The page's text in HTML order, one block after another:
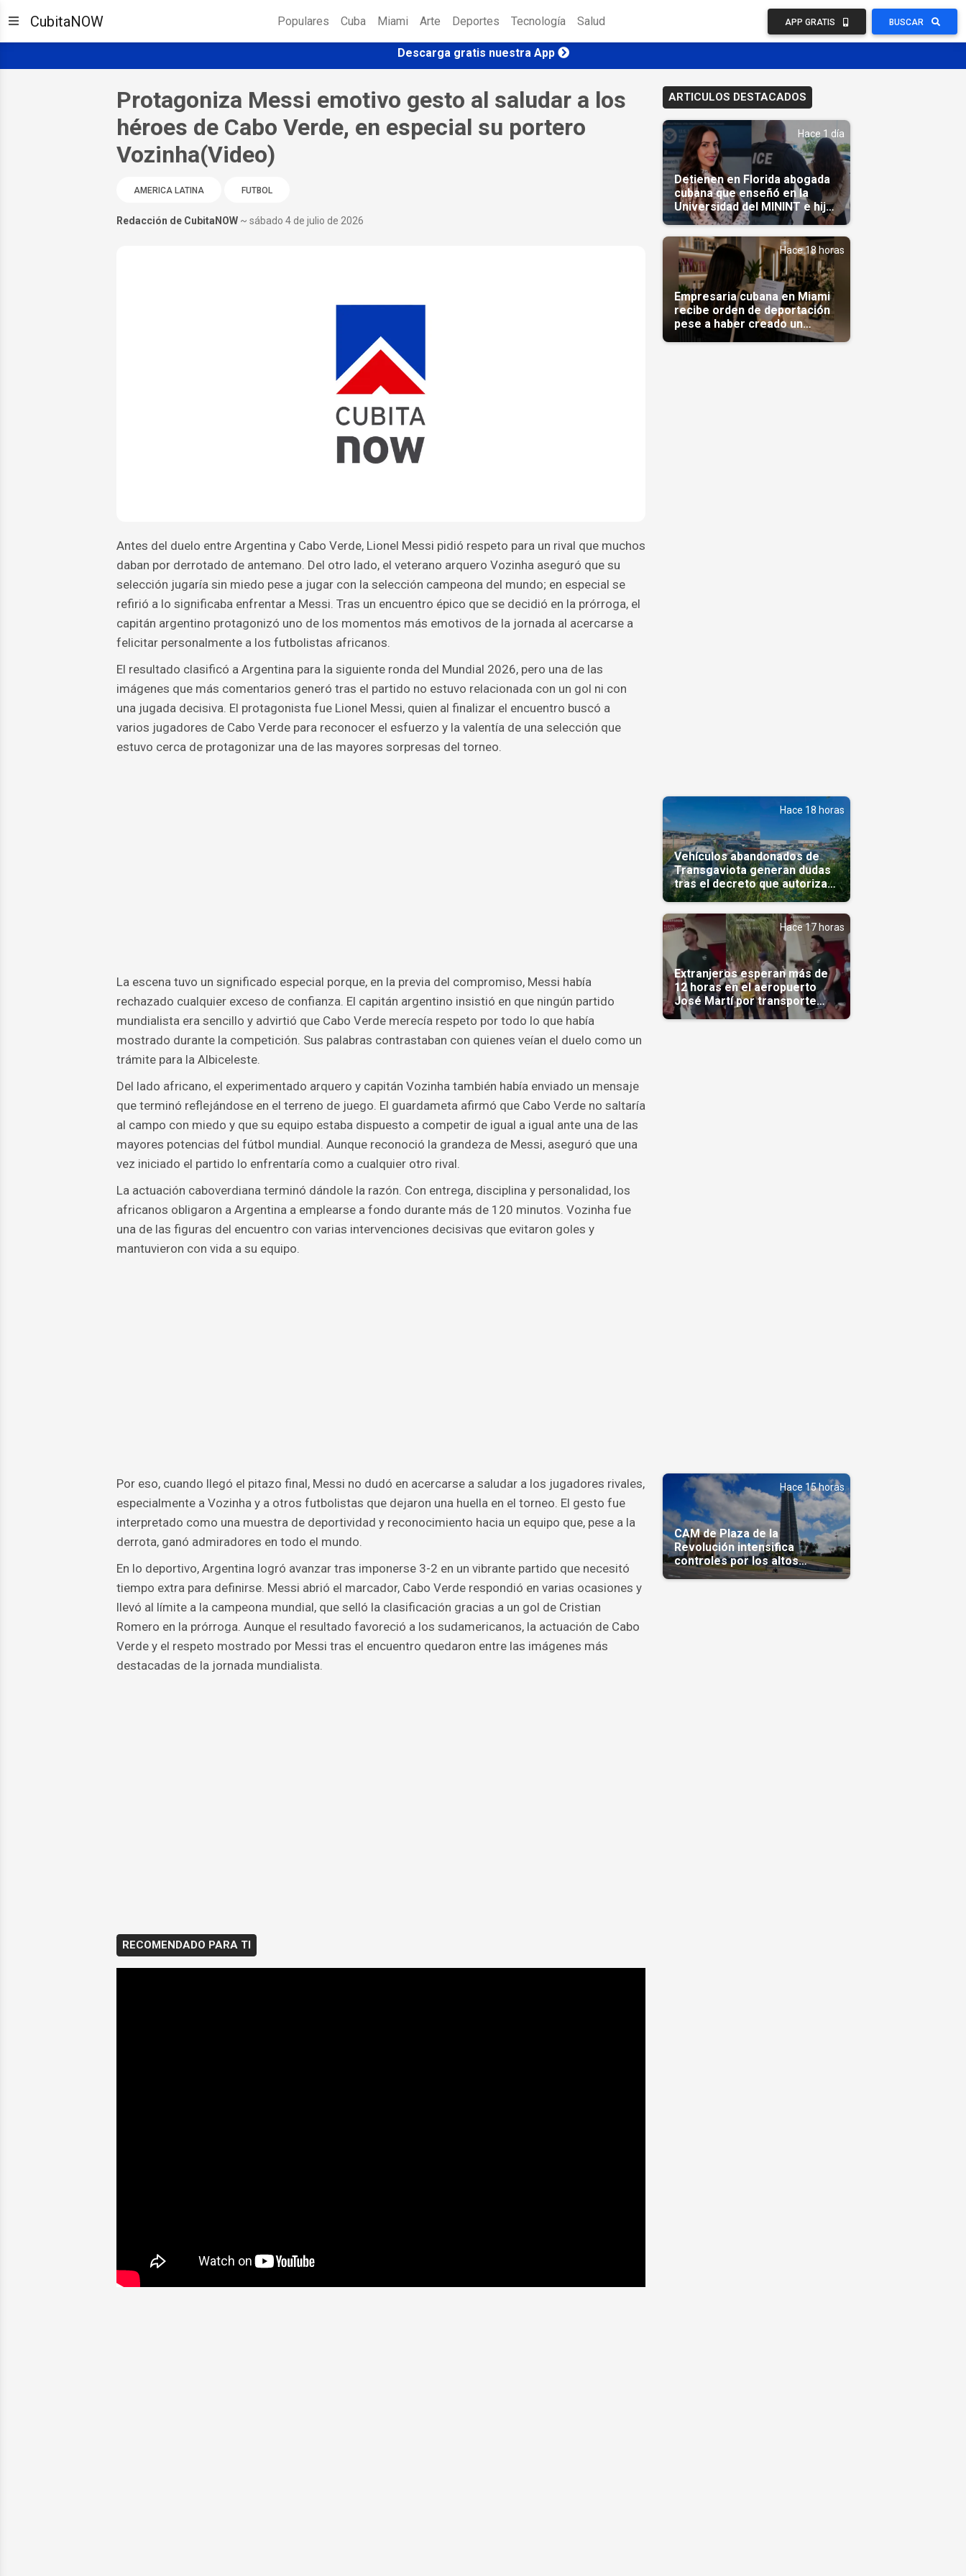
CubitaNOW Populares Cuba Miami Arte Deportes Tecnología Salud APP GRATIS BUSCAR
Descarga gratis nuestra App
Protagoniza Messi emotivo gesto al saludar a los
héroes de Cabo Verde, en especial su portero
Vozinha(Video)
AMERICA LATINA FUTBOL
Redacción de CubitaNOW ~ sábado 4 de julio de 2026
Antes del duelo entre Argentina y Cabo Verde, Lionel Messi pidió respeto para un rival que muchos
daban por derrotado de antemano. Del otro lado, el veterano arquero Vozinha aseguró que su
selección jugaría sin miedo pese a jugar con la selección campeona del mundo; en especial se
refirió a lo significaba enfrentar a Messi. Tras un encuentro épico que se decidió en la prórroga, el
capitán argentino protagonizó uno de los momentos más emotivos de la jornada al acercarse a
felicitar personalmente a los futbolistas africanos.
El resultado clasificó a Argentina para la siguiente ronda del Mundial 2026, pero una de las
imágenes que más comentarios generó tras el partido no estuvo relacionada con un gol ni con
una jugada decisiva. El protagonista fue Lionel Messi, quien al finalizar el encuentro buscó a
varios jugadores de Cabo Verde para reconocer el esfuerzo y la valentía de una selección que
estuvo cerca de protagonizar una de las mayores sorpresas del torneo.
La escena tuvo un significado especial porque, en la previa del compromiso, Messi había
rechazado cualquier exceso de confianza. El capitán argentino insistió en que ningún partido
mundialista era sencillo y advirtió que Cabo Verde merecía respeto por todo lo que había
mostrado durante la competición. Sus palabras contrastaban con quienes veían el duelo como un
trámite para la Albiceleste.
Del lado africano, el experimentado arquero y capitán Vozinha también había enviado un mensaje
que terminó reflejándose en el terreno de juego. El guardameta afirmó que Cabo Verde no saltaría
al campo con miedo y que su equipo estaba dispuesto a competir de igual a igual ante una de las
mayores potencias del fútbol mundial. Aunque reconoció la grandeza de Messi, aseguró que una
vez iniciado el partido lo enfrentaría como a cualquier otro rival.
La actuación caboverdiana terminó dándole la razón. Con entrega, disciplina y personalidad, los
africanos obligaron a Argentina a emplearse a fondo durante más de 120 minutos. Vozinha fue
una de las figuras del encuentro con varias intervenciones decisivas que evitaron goles y
mantuvieron con vida a su equipo.
Por eso, cuando llegó el pitazo final, Messi no dudó en acercarse a saludar a los jugadores rivales,
especialmente a Vozinha y a otros futbolistas que dejaron una huella en el torneo. El gesto fue
interpretado como una muestra de deportividad y reconocimiento hacia un equipo que, pese a la
derrota, ganó admiradores en todo el mundo.
En lo deportivo, Argentina logró avanzar tras imponerse 3-2 en un vibrante partido que necesitó
tiempo extra para definirse. Messi abrió el marcador, Cabo Verde respondió en varias ocasiones y
llevó al límite a la campeona mundial, que selló la clasificación gracias a un gol de Cristian
Romero en la prórroga. Aunque el resultado favoreció a los sudamericanos, la actuación de Cabo
Verde y el respeto mostrado por Messi tras el encuentro quedaron entre las imágenes más
destacadas de la jornada mundialista.
RECOMENDADO PARA TI
ARTICULOS DESTACADOS
Hace 1 día
Detienen en Florida abogada
cubana que enseñó en la
Universidad del MININT e hija
de diplomático cubano
Hace 18 horas
Empresaria cubana en Miami
recibe orden de deportación
pese a haber creado un
Hace 18 horas
Vehículos abandonados de
Transgaviota generan dudas
tras el decreto que autoriza
su comercialización
Hace 17 horas
Extranjeros esperan más de
12 horas en el aeropuerto
José Martí por transporte
reservado semanas
Hace 15 horas
CAM de Plaza de la
Revolución intensifica
controles por los altos
precios en las Mipymes